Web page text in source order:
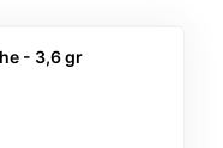
- 3,6 gr